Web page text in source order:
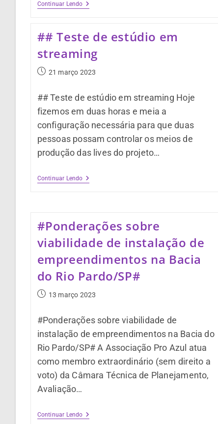
Continuar Lendo
## Teste de estúdio em
streaming
21 março 2023
## Teste de estúdio em streaming Hoje
fizemos em duas horas e meia a
configuração necessária para que duas
pessoas possam controlar os meios de
produção das lives do projeto…
Continuar Lendo
#Ponderações sobre
viabilidade de instalação de
empreendimentos na Bacia
do Rio Pardo/SP#
13 março 2023
#Ponderações sobre viabilidade de
instalação de empreendimentos na Bacia do
Rio Pardo/SP# A Associação Pro Azul atua
como membro extraordinário (sem direito a
voto) da Câmara Técnica de Planejamento,
Avaliação…
Continuar Lendo